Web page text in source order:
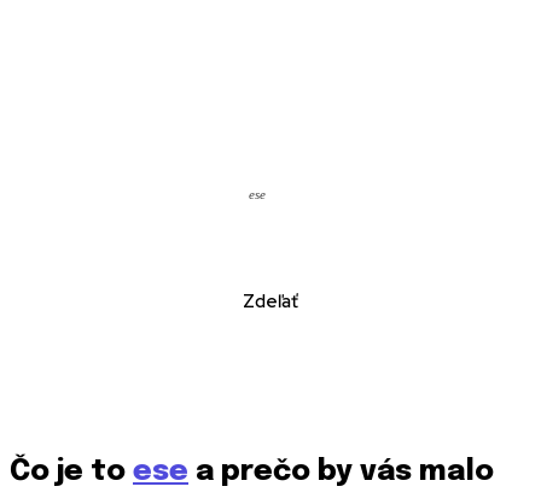
ese
Zdeľať
Čo je to ese a prečo by vás malo